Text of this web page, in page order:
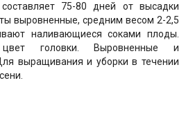
75-80 дней от высадки
выровненные, средним весом 2-2,5
наливающиеся соками плоды.
головки. Выровненные и
выращивания и уборки в течении